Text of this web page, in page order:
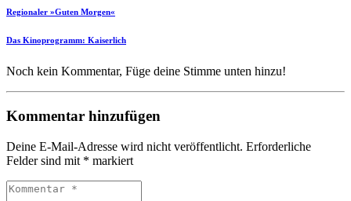
Regionaler »Guten Morgen«
Das Kinoprogramm: Kaiserlich
Noch kein Kommentar, Füge deine Stimme unten hinzu!
Kommentar hinzufügen
Deine E-Mail-Adresse wird nicht veröffentlicht. Erforderliche
Felder sind mit * markiert
Kommentar